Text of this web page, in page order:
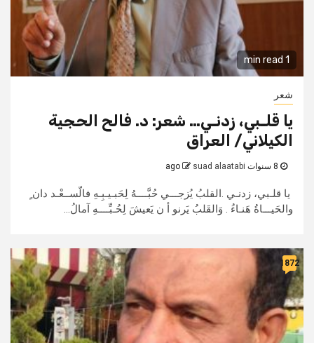
1 min read
شعر
يا قلـبي، زدنـي… شعر: د. فالح الحجية
الكيلاني/ العراق
suad alaatabi
يا قلـبي، زدنـي .القلبُ يُزجـــي حُبَّــــهُ لِحَبـيـبِـهِ فالّســعْـد دان ٍ
والحَيـــاةُ هَنـاءُ . وَالقَلبُ يَرنو أ ن يَعيشَ لِحُـبِّــــهِ آمالُ...
1872